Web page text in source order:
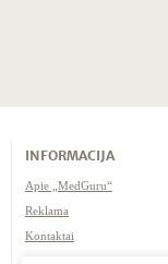
INFORMACIJA
Apie „MedGuru“
Reklama
Kontaktai